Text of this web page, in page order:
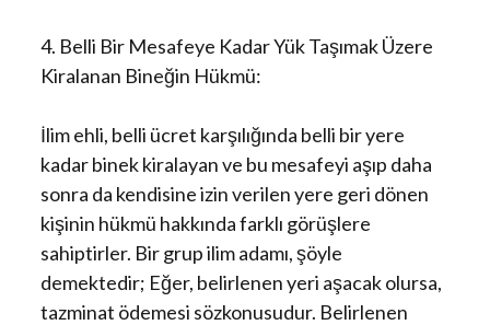
4. Belli Bir Mesafeye Kadar Yük Taşımak Üzere
Kiralanan Bineğin Hükmü:
İlim ehli, belli ücret karşılığında belli bir yere
kadar binek kiralayan ve bu mesafeyi aşıp daha
sonra da kendisine izin verilen yere geri dönen
kişinin hükmü hakkında farklı görüşlere
sahiptirler. Bir grup ilim adamı, şöyle
demektedir; Eğer, belirlenen yeri aşacak olursa,
tazminat ödemesi sözkonusudur. Belirlenen